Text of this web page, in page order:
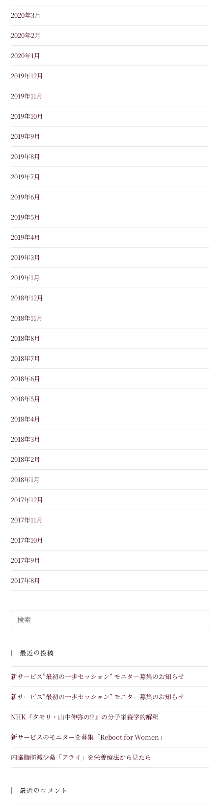
2020年3月
2020年2月
2020年1月
2019年12月
2019年11月
2019年10月
2019年9月
2019年8月
2019年7月
2019年6月
2019年5月
2019年4月
2019年3月
2019年1月
2018年12月
2018年11月
2018年8月
2018年7月
2018年6月
2018年5月
2018年4月
2018年3月
2018年2月
2018年1月
2017年12月
2017年11月
2017年10月
2017年9月
2017年8月
最近の投稿
新サービス”最初の一歩セッション” モニター募集のお知らせ
新サービス”最初の一歩セッション” モニター募集のお知らせ
NHK『タモリ・山中伸弥の!?』の分子栄養学的解釈
新サービスのモニターを募集「Reboot for Women」
内臓脂肪減少薬「アライ」を栄養療法から見たら
最近のコメント